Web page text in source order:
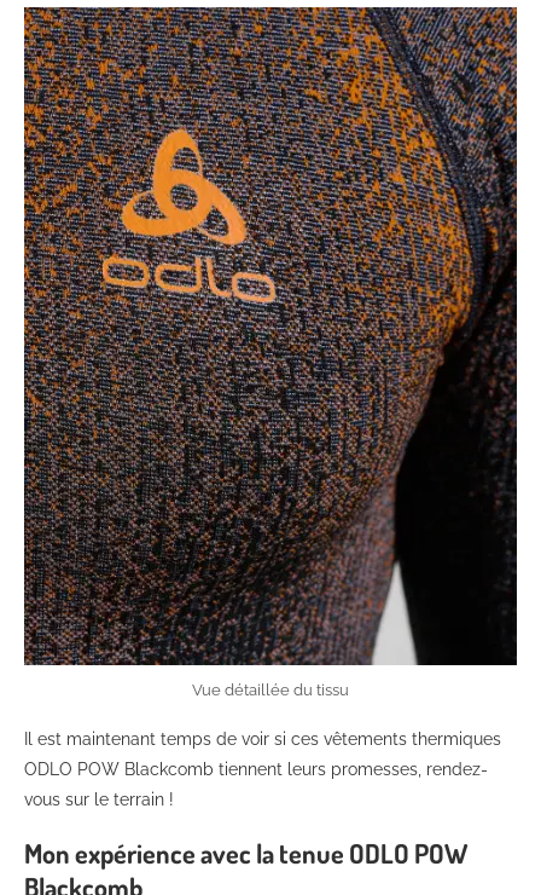
Vue détaillée du tissu
Il est maintenant temps de voir si ces vêtements thermiques
ODLO POW Blackcomb tiennent leurs promesses, rendez-
vous sur le terrain !
Mon expérience avec la tenue ODLO POW
Blackcomb